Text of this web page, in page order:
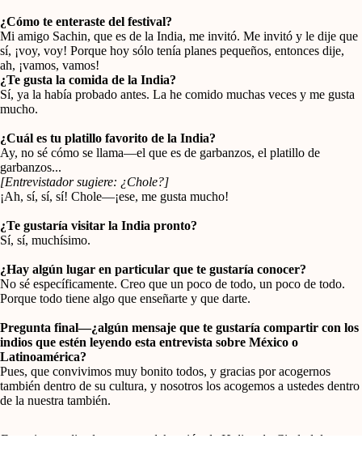
¿Cómo te enteraste del festival?
Mi amigo Sachin, que es de la India, me invitó. Me invitó y le dije que
sí, ¡voy, voy! Porque hoy sólo tenía planes pequeños, entonces dije,
ah, ¡vamos, vamos!
¿Te gusta la comida de la India?
Sí, ya la había probado antes. La he comido muchas veces y me gusta
mucho.
¿Cuál es tu platillo favorito de la India?
Ay, no sé cómo se llama—el que es de garbanzos, el platillo de
garbanzos...
[Entrevistador sugiere: ¿Chole?]
¡Ah, sí, sí, sí! Chole—¡ese, me gusta mucho!
¿Te gustaría visitar la India pronto?
Sí, sí, muchísimo.
¿Hay algún lugar en particular que te gustaría conocer?
No sé específicamente. Creo que un poco de todo, un poco de todo.
Porque todo tiene algo que enseñarte y que darte.
Pregunta final—¿algún mensaje que te gustaría compartir con los
indios que estén leyendo esta entrevista sobre México o
Latinoamérica?
Pues, que convivimos muy bonito todos, y gracias por acogernos
también dentro de su cultura, y nosotros los acogemos a ustedes dentro
de la nuestra también.
Entrevista realizada en una celebración de Holi en la Ciudad de